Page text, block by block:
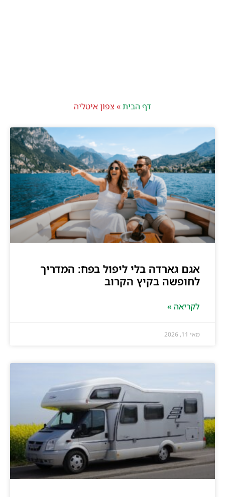
דף הבית» צפון איטליה
אגם גארדה בלי ליפול בפח: המדריך
לחופשה בקיץ הקרוב
לקריאה »
מאי 11, 2026